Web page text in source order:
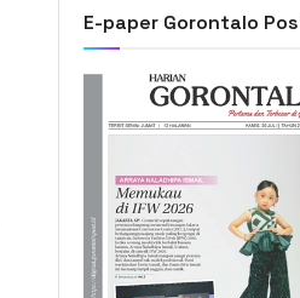
E-paper Gorontalo